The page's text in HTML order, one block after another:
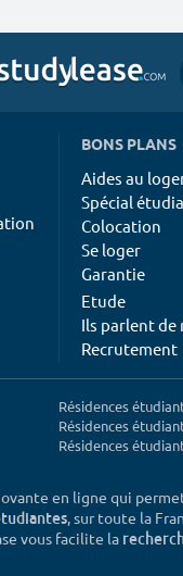
BONS PLANS
Aides au
Spécial
Colocation
Se loger
Garantie
Etude
Ils parlent de
Recrutement
Résidences
Résidences
Résidences
en ligne qui
, sur toute la
vous facilite la